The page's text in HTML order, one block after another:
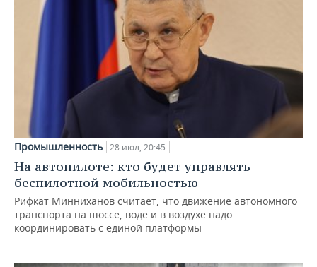
Промышленность 28 июл, 20:45
На автопилоте: кто будет управлять
беспилотной мобильностью
Рифкат Минниханов считает, что движение автономного
транспорта на шоссе, воде и в воздухе надо
координировать с единой платформы